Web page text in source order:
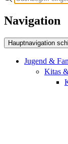
Navigation
Hauptnavigation
Jugend &
Kitas